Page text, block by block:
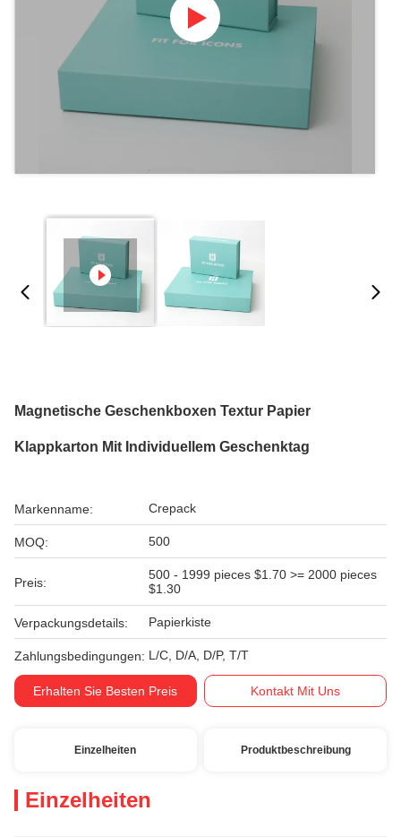
Magnetische Geschenkboxen Textur Papier
Klappkarton Mit Individuellem Geschenktag
Markenname: Crepack
MOQ: 500
Preis:
500 - 1999 pieces $1.70 >= 2000 pieces
$1.30
Verpackungsdetails: Papierkiste
Zahlungsbedingungen: L/C, D/A, D/P, T/T
Erhalten Sie Besten Preis Kontakt Mit Uns
Einzelheiten Produktbeschreibung
Einzelheiten